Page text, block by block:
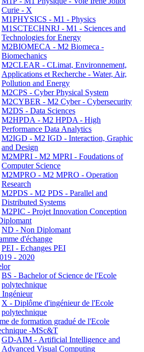
Curie - X
M1PHYSICS - M1 - Physics
M1SCTECHNRJ - M1 - Sciences and
Technologies for Energy
M2BIOMECA - M2 Biomeca -
Biomechanics
M2CLEAR - CLimat, Environnement,
Applications et Recherche - Water, Air,
Pollution and Energy
M2CPS - Cyber Physical System
M2CYBER - M2 Cyber - Cybersecurity
M2DS - Data Sciences
M2HPDA - M2 HPDA - High
Performance Data Analytics
M2IGD - M2 IGD - Interaction, Graphic
and Design
M2MPRI - M2 MPRI - Foudations of
Computer Science
M2MPRO - M2 MPRO - Operation
Research
M2PDS - M2 PDS - Parallel and
Distributed Systems
M2PIC - Projet Innovation Conception
ND - Non Diplomant
d'échange
PEI - Echanges PEI
- 2020
BS - Bachelor of Science de l'Ecole
polytechnique
X - Diplôme d'ingénieur de l'Ecole
polytechnique
de formation gradué de l'Ecole
-MSc&T
GD-AIM - Artificial Intelligence and
Advanced Visual Computing